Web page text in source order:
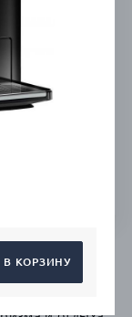
на все
В КОРЗИНУ